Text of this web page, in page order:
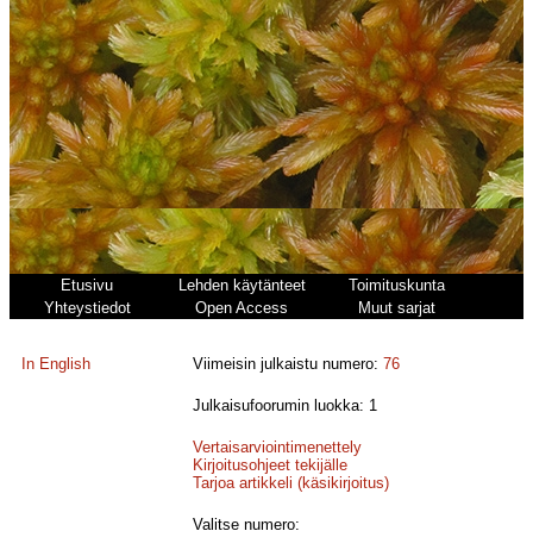
Etusivu Lehden käytänteet
Toimituskunta
Yhteystiedot
Open Access Muut sarjat
In English Viimeisin julkaistu numero:76
Julkaisufoorumin luokka: 1
Vertaisarviointimenettely
Kirjoitusohjeet tekijälle
Tarjoa artikkeli (käsikirjoitus)
Valitse numero: